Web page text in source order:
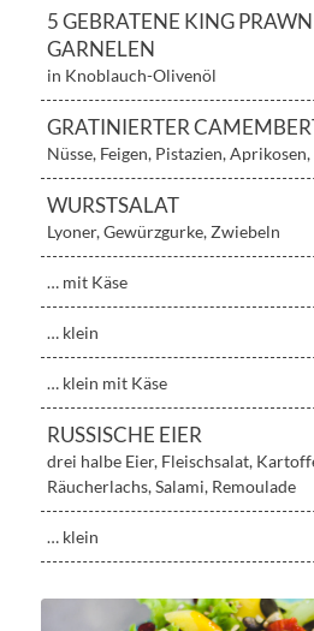
5 GEBRATENE KING PRAWN
GARNELEN
in Knoblauch-Olivenöl
GRATINIERTER
Nüsse, Feigen, Pistazien,
WURSTSALAT
Lyoner, Gewürzgurke, Zwiebeln
… mit Käse
… klein
… klein mit Käse
RUSSISCHE EIER
drei halbe Eier, Fleischsalat,
Räucherlachs, Salami, Remoulade
… klein